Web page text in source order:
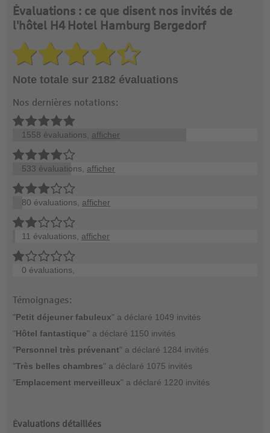
Évaluations : ce que disent nos invités de
l'hôtel H4 Hotel Hamburg Bergedorf
Note totale sur 2182 évaluations
Nos dernières notations:
1558 évaluations, afficher
533 évaluations, afficher
80 évaluations, afficher
11 évaluations, afficher
0 évaluations,
Témoignages:
"Petit déjeuner fabuleux" a déclaré 1049 invités
"Hôtel fantastique" a déclaré 1150 invités
"Personnel très prévenant" a déclaré 1284 invités
"Très belles chambres" a déclaré 1075 invités
"Emplacement merveilleux" a déclaré 1220 invités
Évaluations détaillées